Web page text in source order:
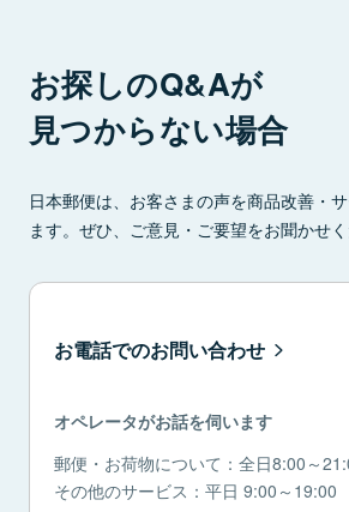
お探しのQ&Aが
見つからない場合
日本郵便は、お客さまの声を商品改善・
ます。ぜひ、ご意見・ご要望をお聞かせく
お電話でのお問い合わせ
オペレータがお話を伺います
郵便・お荷物について：全日8:00～
その他のサービス：平日 9:00～